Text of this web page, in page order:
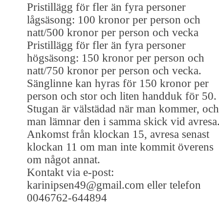
Pristillägg för fler än fyra personer
lågsäsong: 100 kronor per person och
natt/500 kronor per person och vecka
Pristillägg för fler än fyra personer
högsäsong: 150 kronor per person och
natt/750 kronor per person och vecka.
Sänglinne kan hyras för 150 kronor per
person och stor och liten handduk för 50.
Stugan är välstädad när man kommer, och
man lämnar den i samma skick vid
Ankomst från klockan 15, avresa senast
klockan 11 om man inte kommit överens
om något annat.
Kontakt via e-post:
karinipsen49@gmail.com eller telefon
0046762-644894